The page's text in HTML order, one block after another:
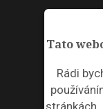
Tato
Rádi
stránkách.